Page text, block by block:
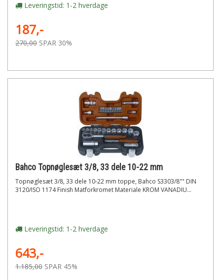
Leveringstid: 1-2 hverdage
187,-
270,00 SPAR 30%
Bahco Topnøglesæt 3/8, 33 dele 10-22 mm
Topnøglesæt 3/8, 33 dele 10-22 mm toppe, Bahco S3303/8"" DIN
3120/ISO 1174 Finish Matforkromet Materiale KROM VANADIU...
Leveringstid: 1-2 hverdage
643,-
1.185,00 SPAR 45%